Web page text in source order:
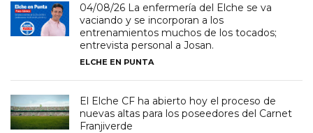
04/08/26 La enfermería del Elche se va
vaciando y se incorporan a los
entrenamientos muchos de los tocados;
entrevista personal a Josan.
ELCHE EN PUNTA
El Elche CF ha abierto hoy el proceso de
nuevas altas para los poseedores del Carnet
Franjiverde